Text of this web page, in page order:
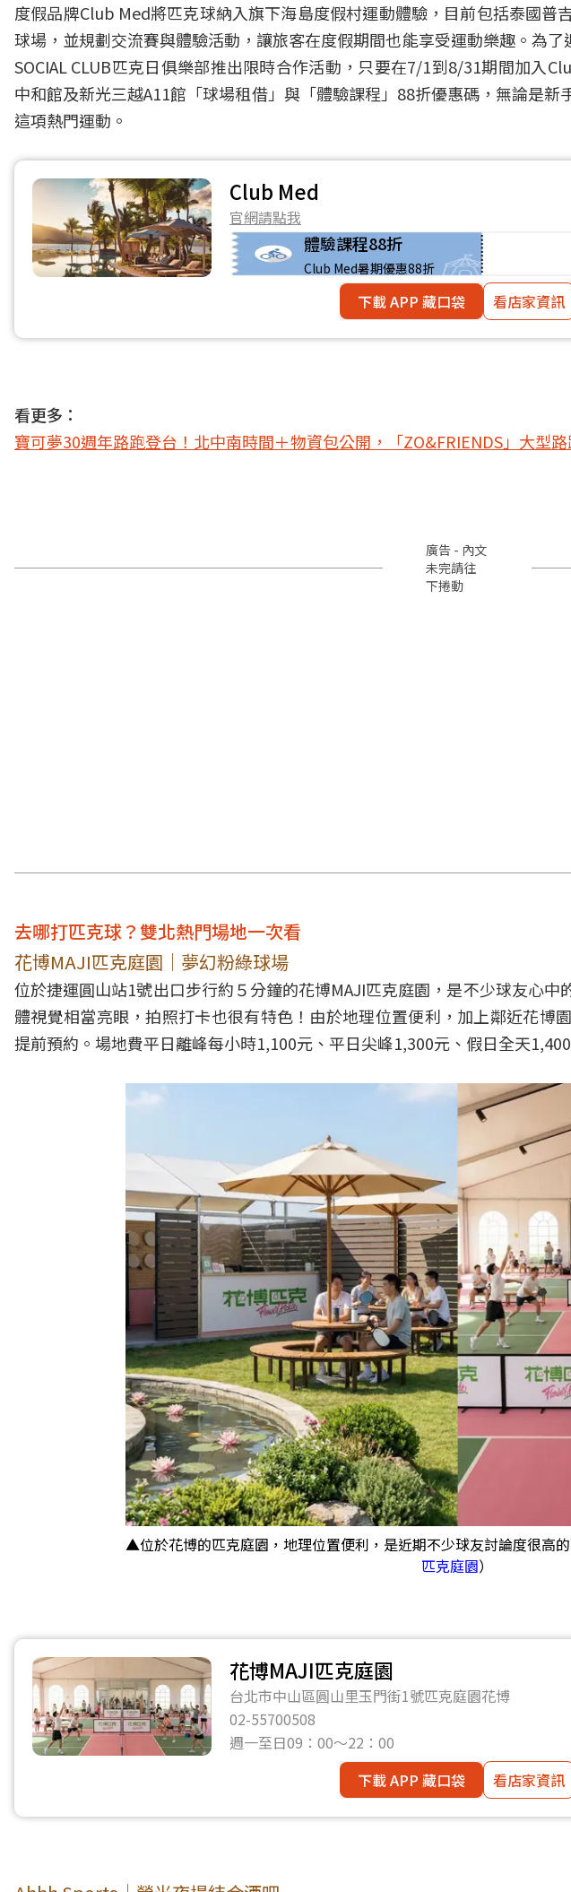
度假品牌Club Med將匹克球納入旗下海島度假村運動體驗，目前包括泰國普
球場，並規劃交流賽與體驗活動，讓旅客在度假期間也能享受運動樂趣。為
SOCIAL CLUB匹克日俱樂部推出限時合作活動，只要在7/1到8/31期間加入
中和館及新光三越A11館「球場租借」與「體驗課程」88折優惠碼，無論是
這項熱門運動。
Club Med
官網請點我
體驗課程88折
Club Med暑期優惠88折
下載 APP 藏口袋 看店家資訊
看更多：
寶可夢30週年路跑登台！北中南時間＋物資包公開，「ZO&FRIENDS」大型
廣告 - 內文
未完請往
下捲動
去哪打匹克球？雙北熱門場地一次看
花博MAJI匹克庭園｜夢幻粉綠球場
位於捷運圓山站1號出口步行約５分鐘的花博MAJI匹克庭園，是不少球友心
體視覺相當亮眼，拍照打卡也很有特色！由於地理位置便利，加上鄰近花博
提前預約。場地費平日離峰每小時1,100元、平日尖峰1,300元、假日全天
▲位於花博的匹克庭園，地理位置便利，是近期不少球友討論度很高
匹克庭園）
花博MAJI匹克庭園
台北市中山區圓山里玉門街1號匹克庭園花博
02-55700508
週一至日09：00～22：00
下載 APP 藏口袋
看店家資訊